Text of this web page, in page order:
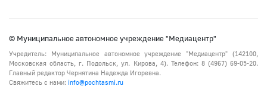
© Муниципальное автономное учреждение "Медиацентр"
Учредитель: Муниципальное автономное учреждение "Медиацентр" (142100,
Московская область, г. Подольск, ул. Кирова, 4). Телефон: 8 (4967) 69-05-20.
Главный редактор Чернятина Надежда Игоревна.
Свяжитесь с нами: info@pochtasmi.ru